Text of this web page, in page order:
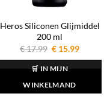
Heros Siliconen Glijmiddel
200 ml
€17.99
was:
€ 17.99.
€ 15.99Huidige
🛒 IN MIJN
WINKELMAND